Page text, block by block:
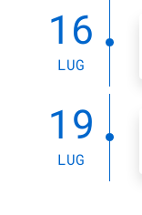
16
LUG
19
LUG